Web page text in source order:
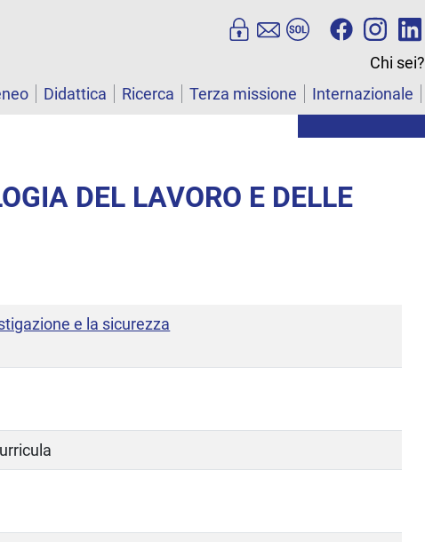
Chi sei?
Didattica Ricerca Terza missione Internazionale
DEL LAVORO E DELLE
e la sicurezza